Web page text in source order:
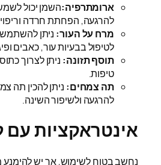
ארומתרפיה:השמן יכול
להרגעה, הפחתת חרדה
מרח על העור: ניתן
לטיפול בבעיות עור, כאבים
תוסף תזונה: ניתן לצרוך
טיפות.
תה צמחים: ניתן להכין תה
להרגעה ולשיפור השינה.
אינטראקציות עם
נחשב בטוח לשימוש, אך יש